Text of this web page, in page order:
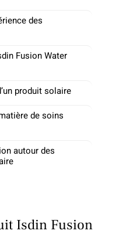
des
Fusion Water
produit solaire
de soins
autour des
Isdin Fusion